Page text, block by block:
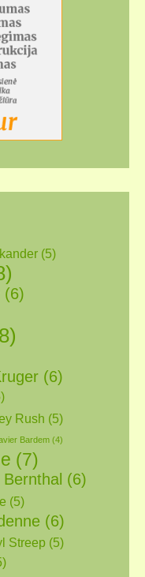
(5)
(6)
(6)
Rush (5)
Bardem (4)
(7)
(6)
(5)
(6)
Streep (5)